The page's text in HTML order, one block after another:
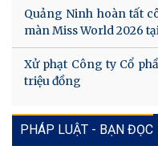
Quảng Ninh hoàn tất
màn Miss World 2026
Xử phạt Công ty Cổ
triệu đồng
PHÁP LUẬT - BẠN ĐỌC